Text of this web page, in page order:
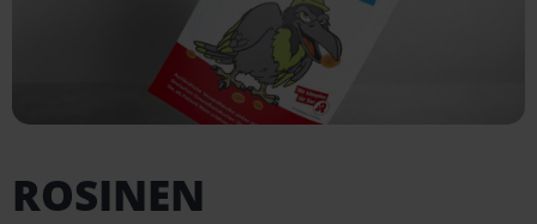
ROSINEN